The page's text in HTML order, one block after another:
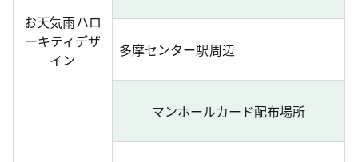
お天気雨ハロ
ーキティデザ
イン
多摩センター駅周辺
マンホールカード配布場所